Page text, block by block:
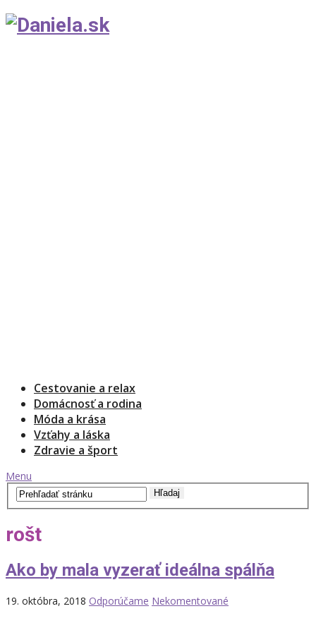
Cestovanie a relax
Domácnosť a rodina
Móda a krása
Vzťahy a láska
Zdravie a šport
Menu
rošt
Ako by mala vyzerať ideálna spálňa
19. októbra, 2018 Odporúčame Nekomentované